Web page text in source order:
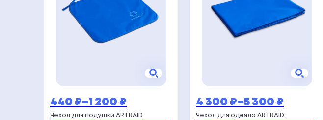
440 ₽–1 200 ₽
Диапазон
Чехол для подушки ARTRAID
4 300 ₽–5 300 ₽
Диапазон
Чехол для одеяла ARTRAID